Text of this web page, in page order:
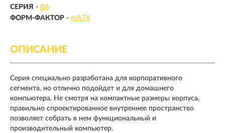
СЕРИЯ - BA
ФОРМ-ФАКТОР - mATX
ОПИСАНИЕ
Серия специально разработана для корпоративного
сегмента, но отлично подойдет и для домашнего
компьютера. Не смотря на компактные размеры корпуса,
правильно спроектированное внутреннее пространство
позволяет собрать в нем функциональный и
производительный компьютер.